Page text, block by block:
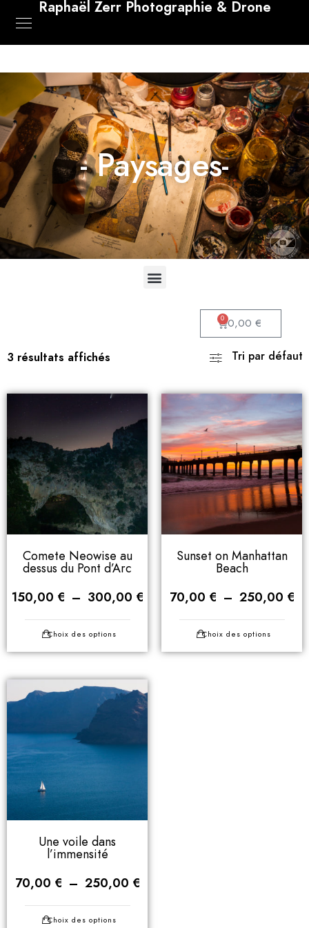
Raphaël Zerr Photographie & Drone
- Paysages-
0,00 €
0
3 résultats affichés Tri par défaut
Comete Neowise au
dessus du Pont d’Arc
150,00 € – 300,00 €
Choix des options
Sunset on Manhattan
Beach
70,00 € – 250,00 €
Choix des options
Une voile dans
l’immensité
70,00 € – 250,00 €
Choix des options